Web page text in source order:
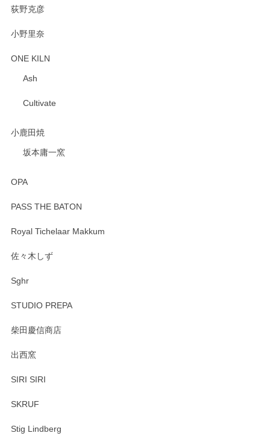
荻野克彦
小野里奈
ONE KILN
Ash
Cultivate
小鹿田焼
坂本庸一窯
OPA
PASS THE BATON
Royal Tichelaar Makkum
佐々木しず
Sghr
STUDIO PREPA
柴田慶信商店
出西窯
SIRI SIRI
SKRUF
Stig Lindberg